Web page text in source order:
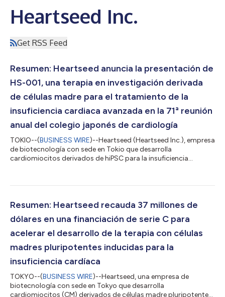
Heartseed Inc.
Get RSS Feed
Resumen: Heartseed anuncia la presentación de
HS-001, una terapia en investigación derivada
de células madre para el tratamiento de la
insuficiencia cardiaca avanzada en la 71ª reunión
anual del colegio japonés de cardiología
TOKIO--(BUSINESS WIRE)--Heartseed (Heartseed Inc.), empresa
de biotecnología con sede en Tokio que desarrolla
cardiomiocitos derivados de hiPSC para la insuficiencia
001 en combinación con cirugía de baipás de la arteria
presentaron el 9 de septiembre de 2023 en la 71ª reunión anual
Resumen: Heartseed recauda 37 millones de
dólares en una financiación de serie C para
acelerar el desarrollo de la terapia con células
madres pluripotentes inducidas para la
insuficiencia cardíaca
TOKYO--(BUSINESS WIRE)--Heartseed, una empresa de
biotecnología con sede en Tokyo que desarrolla
cardiomiocitos (CM) derivados de células madre pluripotentes